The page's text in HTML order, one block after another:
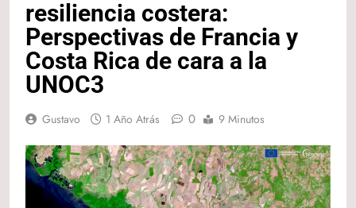
resiliencia costera:
Perspectivas de Francia y
Costa Rica de cara a la
UNOC3
Gustavo 1 Año Atrás 0 9 Minutos